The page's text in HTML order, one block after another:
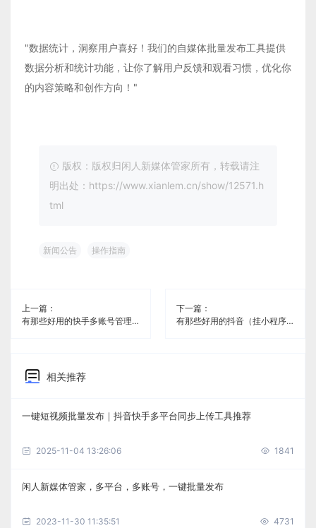
"数据统计，洞察用户喜好！我们的自媒体批量发布工具提供
数据分析和统计功能，让你了解用户反馈和观看习惯，优化你
的内容策略和创作方向！"
版权：版权归闲人新媒体管家所有，转载请注
明出处：https://www.xianlem.cn/show/12571.h
tml
新闻公告 操作指南
上一篇：
有那些好用的快手多账号管理免费软件《闲人新媒体管家》
下一篇：
有那些好用的抖音（挂小程序）多账号管理免费软件《闲人新媒体管家》
相关推荐
一键短视频批量发布｜抖音快手多平台同步上传工具推荐
2025-11-04 13:26:06 1841
闲人新媒体管家，多平台，多账号，一键批量发布
2023-11-30 11:35:51 4731